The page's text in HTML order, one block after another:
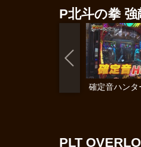
P北斗の拳 強
確定音ハンタ
PLT